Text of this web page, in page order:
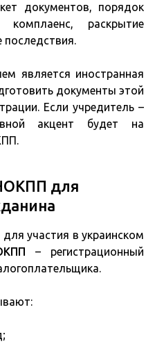
документов, порядок
комплаенс, раскрытие
последствия.
является иностранная
документы этой
Если учредитель –
акцент будет на
для
участия в украинском
– регистрационный